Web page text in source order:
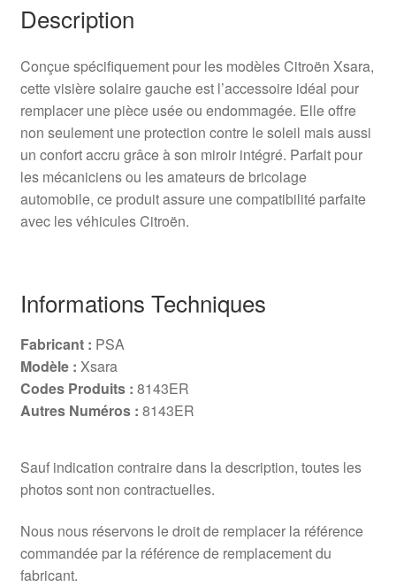
Description
Conçue spécifiquement pour les modèles Citroën Xsara,
cette visière solaire gauche est l’accessoire idéal pour
remplacer une pièce usée ou endommagée. Elle offre
non seulement une protection contre le soleil mais aussi
un confort accru grâce à son miroir intégré. Parfait pour
les mécaniciens ou les amateurs de bricolage
automobile, ce produit assure une compatibilité parfaite
avec les véhicules Citroën.
Informations Techniques
Fabricant : PSA
Modèle : Xsara
Codes Produits : 8143ER
Autres Numéros : 8143ER
Sauf indication contraire dans la description, toutes les
photos sont non contractuelles.
Nous nous réservons le droit de remplacer la référence
commandée par la référence de remplacement du
fabricant.